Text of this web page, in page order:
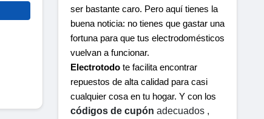
ser bastante caro. Pero aquí tienes la
buena noticia: no tienes que gastar una
fortuna para que tus electrodomésticos
vuelvan a funcionar.
Electrotodo te facilita encontrar
repuestos de alta calidad para casi
códigos de cupón adecuados ,